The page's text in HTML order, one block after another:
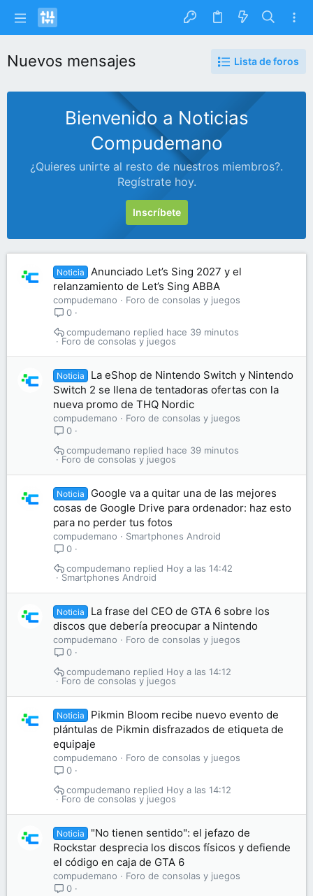
Nuevos mensajes Lista de foros
Bienvenido a Noticias
Compudemano
¿Quieres unirte al resto de nuestros miembros?.
Regístrate hoy.
Inscríbete
Noticia
Anunciado Let’s Sing 2027 y el
relanzamiento de Let’s Sing ABBA
compudemano
Foro de consolas y juegos
0
Foro de consolas y juegos
hace 39 minutos
compudemano
Noticia
La eShop de Nintendo Switch y Nintendo
Switch 2 se llena de tentadoras ofertas con la
nueva promo de THQ Nordic
compudemano
Foro de consolas y juegos
0
Foro de consolas y juegos
hace 39 minutos
compudemano
Noticia
Google va a quitar una de las mejores
cosas de Google Drive para ordenador: haz esto
para no perder tus fotos
compudemano
Smartphones Android
0
Smartphones Android
Hoy a las 14:42
compudemano
Noticia
La frase del CEO de GTA 6 sobre los
discos que debería preocupar a Nintendo
compudemano
Foro de consolas y juegos
0
Foro de consolas y juegos
Hoy a las 14:12
compudemano
Noticia
Pikmin Bloom recibe nuevo evento de
plántulas de Pikmin disfrazados de etiqueta de
equipaje
compudemano
Foro de consolas y juegos
0
Foro de consolas y juegos
Hoy a las 14:12
compudemano
Noticia
"No tienen sentido": el jefazo de
Rockstar desprecia los discos físicos y defiende
el código en caja de GTA 6
compudemano
Foro de consolas y juegos
0